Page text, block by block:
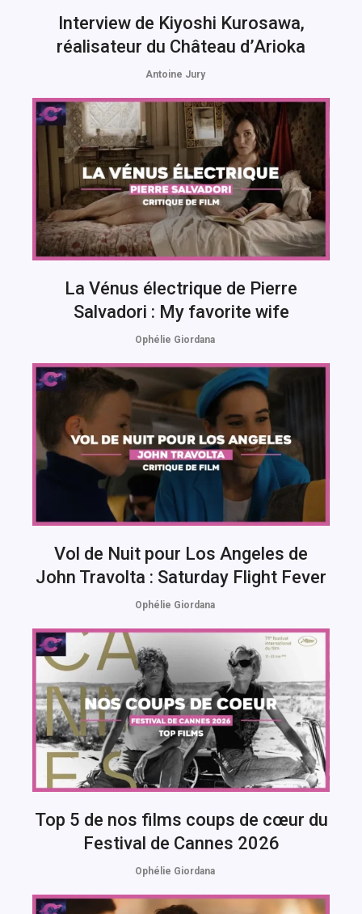
Interview de Kiyoshi Kurosawa,
réalisateur du Château d’Arioka
Antoine Jury
La Vénus électrique de Pierre
Salvadori : My favorite wife
Ophélie Giordana
Vol de Nuit pour Los Angeles de
John Travolta : Saturday Flight Fever
Ophélie Giordana
Top 5 de nos films coups de cœur du
Festival de Cannes 2026
Ophélie Giordana